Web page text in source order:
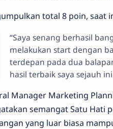
total 8 poin, saat
“Saya senang berhasil
melakukan start dengan
terdepan pada dua
hasil terbaik saya sejauh
Manager Marketing
semangat Satu Hati
yang luar biasa